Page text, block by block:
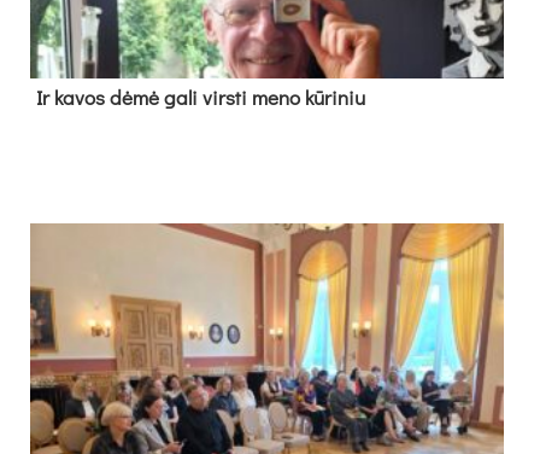
Ir ka­vos dė­mė ga­li virs­ti me­no kū­ri­niu